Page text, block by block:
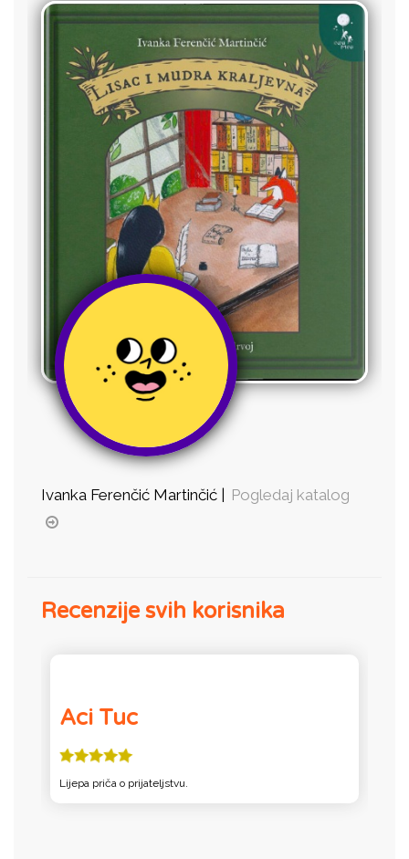
Ivanka Ferenčić Martinčić | Pogledaj katalog
Recenzije svih korisnika
Aci Tuc
Lijepa priča o prijateljstvu.